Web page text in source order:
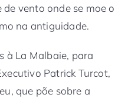
vento onde se moe o
na antiguidade.
à La Malbaie, para
Patrick Turcot,
que põe sobre a